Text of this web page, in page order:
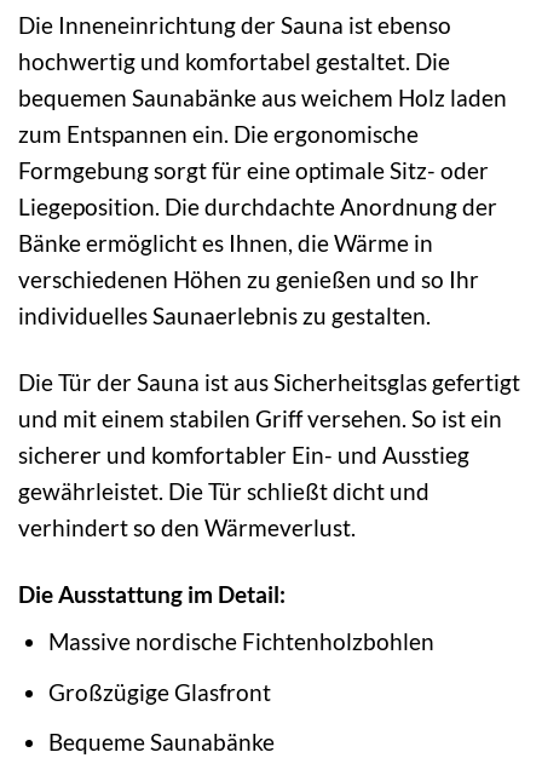
Die Inneneinrichtung der Sauna ist ebenso
hochwertig und komfortabel gestaltet. Die
bequemen Saunabänke aus weichem Holz laden
zum Entspannen ein. Die ergonomische
Formgebung sorgt für eine optimale Sitz- oder
Liegeposition. Die durchdachte Anordnung der
Bänke ermöglicht es Ihnen, die Wärme in
verschiedenen Höhen zu genießen und so Ihr
individuelles Saunaerlebnis zu gestalten.
Die Tür der Sauna ist aus Sicherheitsglas gefertigt
und mit einem stabilen Griff versehen. So ist ein
sicherer und komfortabler Ein- und Ausstieg
gewährleistet. Die Tür schließt dicht und
verhindert so den Wärmeverlust.
Die Ausstattung im Detail:
Massive nordische Fichtenholzbohlen
Großzügige Glasfront
Bequeme Saunabänke